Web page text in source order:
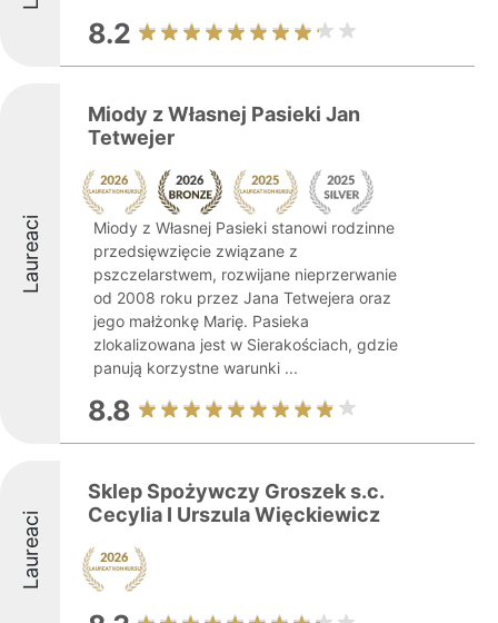
8.2
Laureaci
Miody z Własnej Pasieki Jan
Tetwejer
Miody z Własnej Pasieki stanowi rodzinne
przedsięwzięcie związane z
pszczelarstwem, rozwijane nieprzerwanie
od 2008 roku przez Jana Tetwejera oraz
jego małżonkę Marię. Pasieka
zlokalizowana jest w Sierakościach, gdzie
panują korzystne warunki ...
8.8
Laureaci
Sklep Spożywczy Groszek s.c.
Cecylia I Urszula Więckiewicz